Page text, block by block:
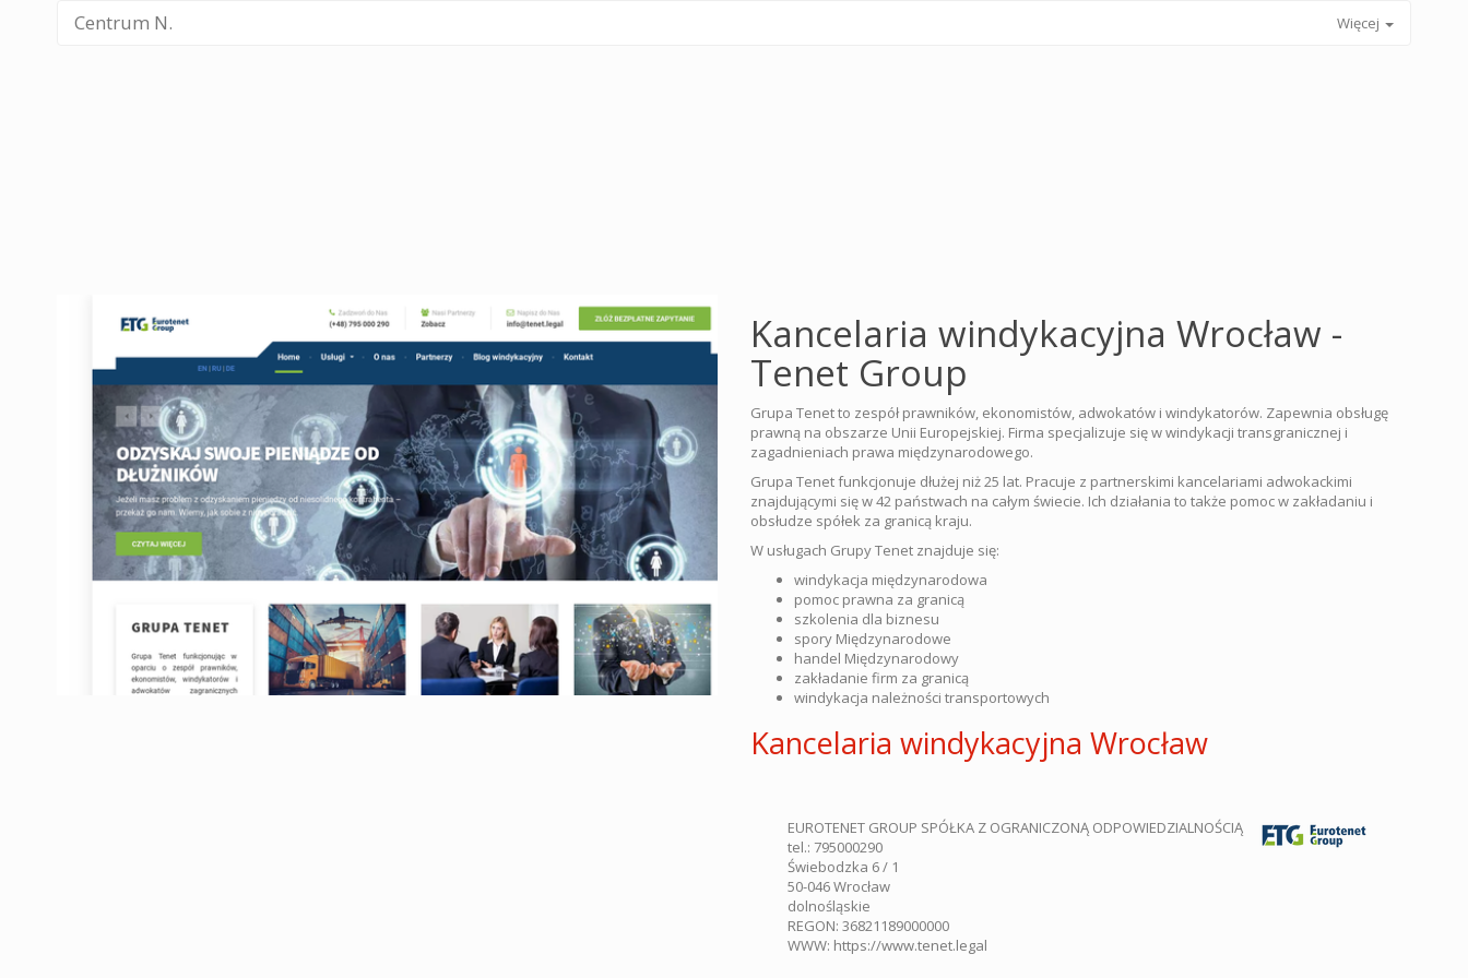
Centrum N. Więcej
Kancelaria windykacyjna Wrocław -
Tenet Group
Grupa Tenet to zespół prawników, ekonomistów, adwokatów i windykatorów. Zapewnia obsługę
prawną na obszarze Unii Europejskiej. Firma specjalizuje się w windykacji transgranicznej i
zagadnieniach prawa międzynarodowego.
Grupa Tenet funkcjonuje dłużej niż 25 lat. Pracuje z partnerskimi kancelariami adwokackimi
znajdującymi się w 42 państwach na całym świecie. Ich działania to także pomoc w zakładaniu i
obsłudze spółek za granicą kraju.
W usługach Grupy Tenet znajduje się:
windykacja międzynarodowa
pomoc prawna za granicą
szkolenia dla biznesu
spory Międzynarodowe
handel Międzynarodowy
zakładanie firm za granicą
windykacja należności transportowych
Kancelaria windykacyjna Wrocław
EUROTENET GROUP SPÓŁKA Z OGRANICZONĄ ODPOWIEDZIALNOŚCIĄ
tel.: 795000290
Świebodzka 6 / 1
50-046Wrocław
dolnośląskie
REGON: 36821189000000
WWW: https://www.tenet.legal